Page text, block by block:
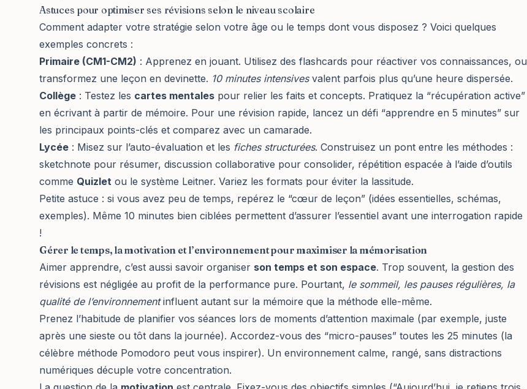
Astuces pour optimiser ses révisions selon le niveau scolaire
Comment adapter votre stratégie selon votre âge ou le temps dont vous disposez ? Voici quelques
exemples concrets :
Primaire (CM1-CM2) : Apprenez en jouant. Utilisez des flashcards pour réactiver vos connaissances, ou
transformez une leçon en devinette. 10 minutes intensivesvalent parfois plus qu’une heure dispersée.
Collège : Testez les cartes mentales pour relier les faits et concepts. Pratiquez la “récupération active”
en écrivant à partir de mémoire. Pour une révision rapide, lancez un défi “apprendre en 5 minutes” sur
les principaux points-clés et comparez avec un camarade.
Lycée : Misez sur l’auto-évaluation et les fiches structurées. Construisez un pont entre les méthodes :
sketchnote pour résumer, discussion collaborative pour consolider, répétition espacée à l’aide d’outils
comme Quizlet ou le système Leitner. Variez les formats pour éviter la lassitude.
Petite astuce : si vous avez peu de temps, repérez le “cœur de leçon” (idées essentielles, schémas,
exemples). Même 10 minutes bien ciblées permettent d’assurer l’essentiel avant une interrogation rapide
!
Gérer le temps, la motivation et l’environnement pour maximiser la mémorisation
Aimer apprendre, c’est aussi savoir organiser son temps et son espace. Trop souvent, la gestion des
révisions est négligée au profit de la performance pure. Pourtant, le sommeil, les pauses régulières, la
qualité de l’environnementinfluent autant sur la mémoire que la méthode elle-même.
Prenez l’habitude de planifier vos séances lors de moments d’attention maximale (par exemple, juste
après une sieste ou tôt dans la journée). Accordez-vous des “micro-pauses” toutes les 25 minutes (la
célèbre méthode Pomodoro peut vous inspirer). Un environnement calme, rangé, sans distractions
numériques décuple votre concentration.